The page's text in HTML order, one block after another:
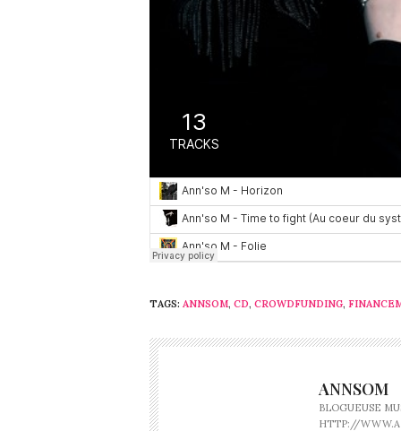
TAGS: ANNSOM, CD, CROWDFUNDING,
ANNSOM
BLOGUEUSE
HTTP://